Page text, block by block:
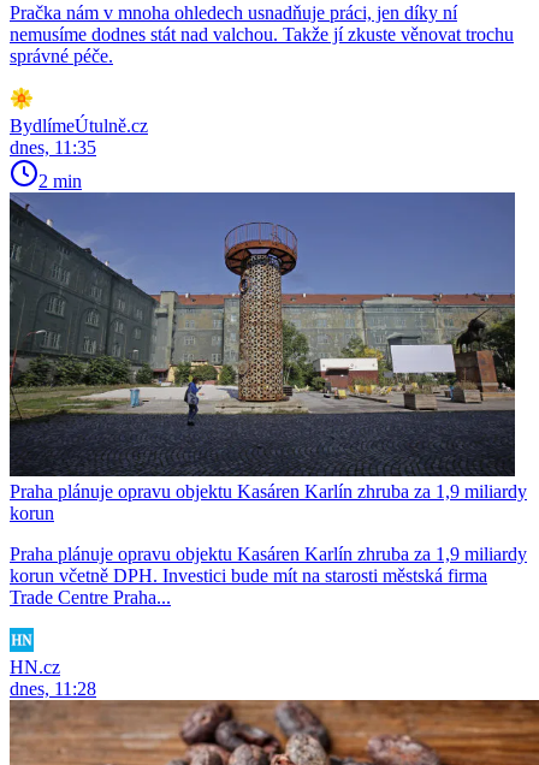
Pračka nám v mnoha ohledech usnadňuje práci, jen díky ní
nemusíme dodnes stát nad valchou. Takže jí zkuste věnovat trochu
správné péče.
BydlímeÚtulně.cz
dnes, 11:35
2 min
Praha plánuje opravu objektu Kasáren Karlín zhruba za 1,9 miliardy
korun
Praha plánuje opravu objektu Kasáren Karlín zhruba za 1,9 miliardy
korun včetně DPH. Investici bude mít na starosti městská firma
Trade Centre Praha...
HN.cz
dnes, 11:28